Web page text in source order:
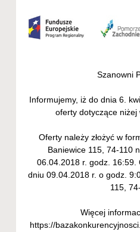
Szanowni
Informujemy, iż do dnia 6.
oferty dotyczące niżej
Oferty należy złożyć w
Baniewice 115, 74-110
06.04.2018 r. godz. 16:59.
dniu 09.04.2018 r. o godz.
115,
Więcej
https://